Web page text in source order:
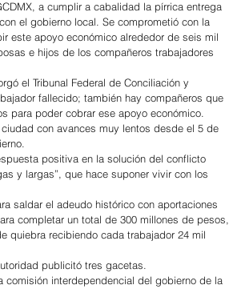
a cumplir a cabalidad la pírrica entrega
el gobierno local. Se comprometió con la
este apoyo económico alrededor de seis mil
e hijos de los compañeros trabajadores
el Tribunal Federal de Conciliación y
fallecido; también hay compañeros que
para poder cobrar ese apoyo económico.
con avances muy lentos desde el 5 de
positiva en la solución del conflicto
y largas”, que hace suponer vivir con los
saldar el adeudo histórico con aportaciones
completar un total de 300 millones de pesos,
quiebra recibiendo cada trabajador 24 mil
publicitó tres gacetas.
comisión interdependencial del gobierno de la